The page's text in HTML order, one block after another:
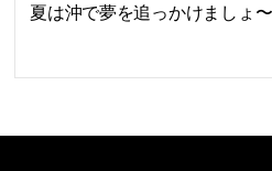
夏は沖で夢を追っかけましょ